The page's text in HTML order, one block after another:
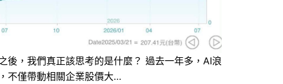
後，我們真正該思考的是什麼？ 過去一年多，AI浪
不僅帶動相關企業股價大…